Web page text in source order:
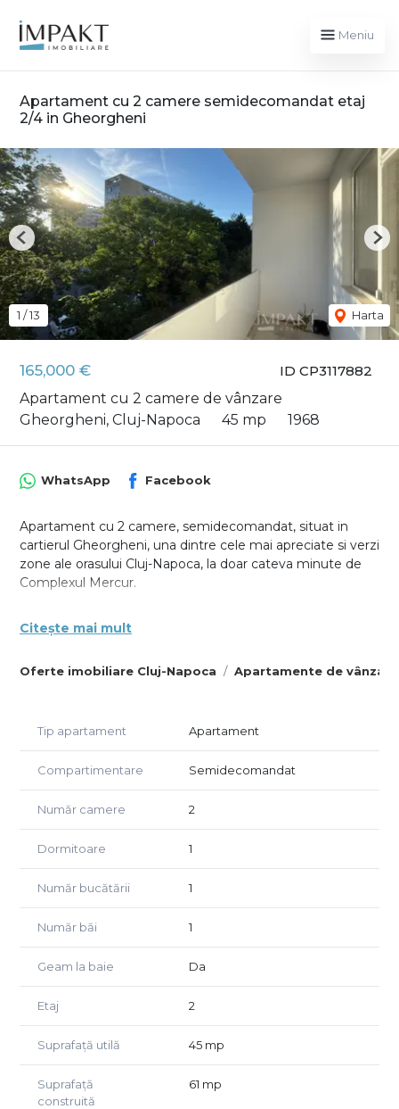
Meniu
Apartament cu 2 camere semidecomandat etaj
2/4 in Gheorgheni
ID CP3117882
165,000 €
Apartament cu 2 camere de vânzare
Gheorgheni, Cluj-Napoca
45 mp 1968
1 /13 Harta
Previous
Oferte imobiliare Cluj-Napoca Apartamente de
WhatsApp Facebook
Apartament cu 2 camere, semidecomandat, situat in
cartierul Gheorgheni, una dintre cele mai apreciate si verzi
zone ale orasului Cluj-Napoca, la doar cateva minute de
Complexul Mercur.
niveluri, constructie veche din anii ’70, bine intretinuta.
care se adauga un balcon in suprafata de 5mp.
conform fotografiilor de prezentare. Beneficiaza de
centrala termica individuala, geamuri termopan cu
bine intretinut, usa metalica, precum si electrocasnice
plita.
Pozitionarea este un real avantaj, avand in imediata
apropiere toate facilitatile necesare: mijloace de transport
in comun, scoli si gradinite de stat si private, piata
agroalimentara, magazine, parcuri si zone verzi. De
asemenea, Iulius Mall, Baza Sportiva Gheorgheni si Parcul
Detunata se afla la aproximativ 10-15 minute de mers pe
jos.
locuinta proprie, cat si pentru investitie, datorita
Porprietarul asigura si 2 locuri de parcare in zona.
Pentru mai multe informatii sau pentru programarea unei
Citește mai mult
Tip apartament Apartament
Compartimentare Semidecomandat
Număr camere 2
Dormitoare 1
Număr bucătării 1
Număr băi 1
Geam la baie Da
Etaj 2
Suprafață utilă 45 mp
Suprafață
construită
61 mp